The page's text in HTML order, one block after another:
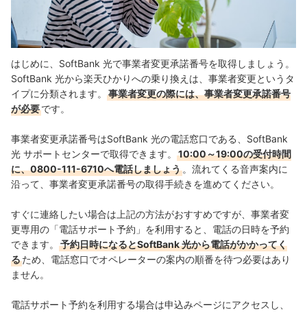
はじめに、SoftBank 光で事業者変更承諾番号を取得しましょう。
SoftBank 光から楽天ひかりへの乗り換えは、事業者変更というタ
イプに分類されます。
事業者変更の際には、事業者変更承諾番号
が必要です。
事業者変更承諾番号はSoftBank 光の電話窓口である、SoftBank
光 サポートセンターで取得できます。
10:00～19:00の受付時間
に、0800-111-6710へ電話しましょう 。流れてくる音声案内に
沿って、事業者変更承諾番号の取得手続きを進めてください。
すぐに連絡したい場合は上記の方法がおすすめですが、事業者変
更専用の「電話サポート予約」を利用すると、電話の日時を予約
できます。
予約日時になるとSoftBank 光から電話がかかってく
るため、電話窓口でオペレーターの案内の順番を待つ必要はあり
ません。
電話サポート予約を利用する場合は申込みページにアクセスし、